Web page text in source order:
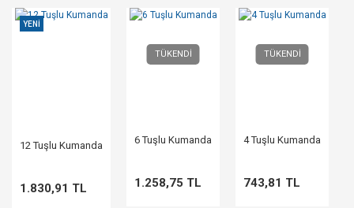
YENİ
12 Tuşlu Kumanda
1.830,91 TL
TÜKENDİ
6 Tuşlu Kumanda
1.258,75 TL
TÜKENDİ
4 Tuşlu Kumanda
743,81 TL